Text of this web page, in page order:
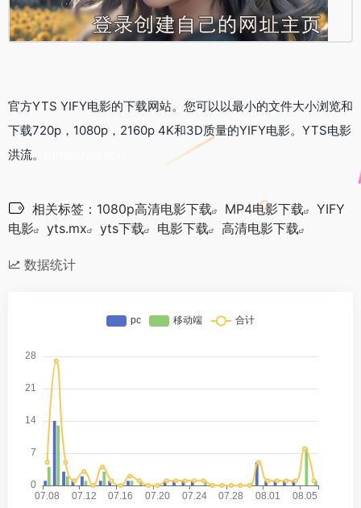
官方YTS YIFY电影的下载网站。您可以以最小的文件大小浏览和
下载720p，1080p，2160p 4K和3D质量的YIFY电影。YTS电影
洪流。
相关标签： 1080p高清电影下载 MP4电影下载
YIFY
电影
yts.mx yts下载 电影下载 高清电影下载
数据统计